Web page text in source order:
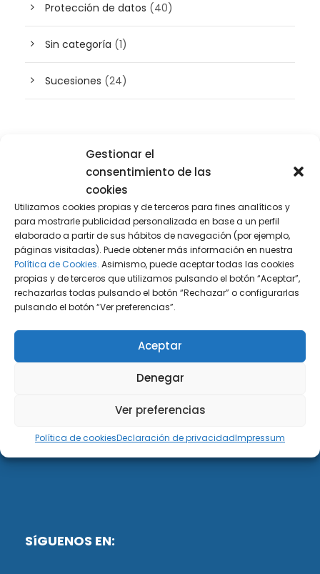
Gestionar el
consentimiento de las
cookies
Utilizamos cookies propias y de terceros para fines analíticos y
para mostrarle publicidad personalizada en base a un perfil
elaborado a partir de sus hábitos de navegación (por ejemplo,
páginas visitadas). Puede obtener más información en nuestra
Política de Cookies. Asimismo, puede aceptar todas las cookies
propias y de terceros que utilizamos pulsando el botón “Aceptar”,
rechazarlas todas pulsando el botón “Rechazar” o configurarlas
pulsando el botón “Ver preferencias”.
Aceptar
Denegar
Ver preferencias
Política de cookiesDeclaración de privacidadImpressum
Protección de datos (40)
Sin categoría (1)
Sucesiones (24)
Buscador de artículos
DiG ABOGADOS
DiG Abogados es un despacho de abogados
multidisciplinar especializado en las materias de
fiscalidad y mercantil. Llevamos más de 50 años al
SíGUENOS EN: